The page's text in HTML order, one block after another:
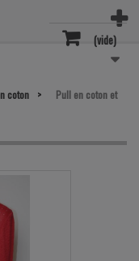
(vide)
coton
Pull en coton et